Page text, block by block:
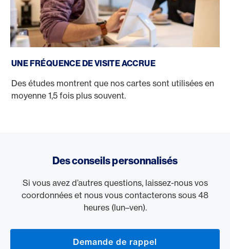
UNE FRÉQUENCE DE VISITE ACCRUE
Des études montrent que nos cartes sont utilisées en
moyenne 1,5 fois plus souvent.
Des conseils personnalisés
Si vous avez d’autres questions, laissez-nous vos
coordonnées et nous vous contacterons sous 48
heures (lun–ven).
Demande de rappel